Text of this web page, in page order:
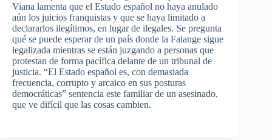
Viana lamenta que el Estado español no haya anulado
aún los juicios franquistas y que se haya limitado a
declararlos ilegítimos, en lugar de ilegales. Se pregunta
qué se puede esperar de un país donde la Falange sigue
legalizada mientras se están juzgando a personas que
protestan de forma pacífica delante de un tribunal de
justicia. “El Estado español es, con demasiada
frecuencia, corrupto y arcaico en sus posturas
democráticas” sentencia este familiar de un asesinado,
que ve difícil que las cosas cambien.